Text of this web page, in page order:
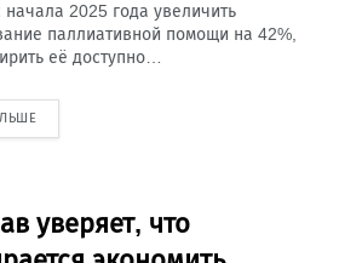
начала 2025 года увеличить
паллиативной помощи на 42%,
её доступно…
уверяет, что